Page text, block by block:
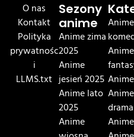
O nas
Kontakt
Polityka
prywatnośc
i
LLMS.txt
Sezony
anime
Anime zima
2025
Anime
jesień 2025
Anime lato
2025
Anime
Anime
Anime
Anime
drama